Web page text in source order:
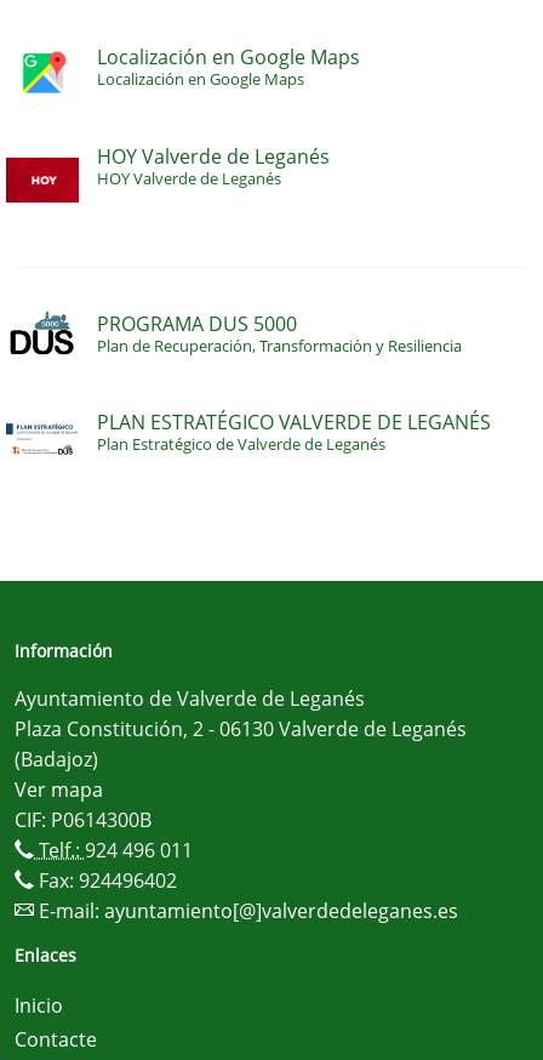
Localización en Google Maps
Localización en Google Maps
HOY Valverde de Leganés
HOY Valverde de Leganés
PROGRAMA DUS 5000
Plan de Recuperación, Transformación y Resiliencia
PLAN ESTRATÉGICO VALVERDE DE LEGANÉS
Plan Estratégico de Valverde de Leganés
Información
Ayuntamiento de Valverde de Leganés
Plaza Constitución, 2 - 06130 Valverde de Leganés
(Badajoz)
Ver mapa
CIF: P0614300B
Telf.: 924 496 011
Fax: 924496402
E-mail: ayuntamiento[@]valverdedeleganes.es
Enlaces
Inicio
Contacte